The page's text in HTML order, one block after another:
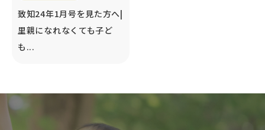
致知24年1月号を見た方へ|
里親になれなくても子ど
も...